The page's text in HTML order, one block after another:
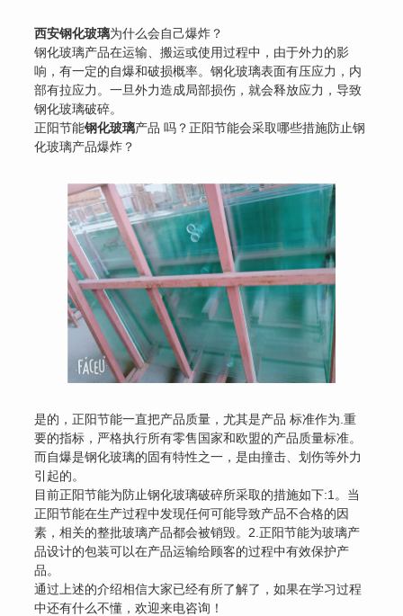
西安钢化玻璃为什么会自己爆炸？
钢化玻璃产品在运输、搬运或使用过程中，由于外力的影
响，有一定的自爆和破损概率。钢化玻璃表面有压应力，内
部有拉应力。一旦外力造成局部损伤，就会释放应力，导致
钢化玻璃破碎。
正阳节能钢化玻璃产品 吗？正阳节能会采取哪些措施防止钢
化玻璃产品爆炸？
是的，正阳节能一直把产品质量，尤其是产品 标准作为.重
要的指标，严格执行所有零售国家和欧盟的产品质量标准。
而自爆是钢化玻璃的固有特性之一，是由撞击、划伤等外力
引起的。
目前正阳节能为防止钢化玻璃破碎所采取的措施如下:1。当
正阳节能在生产过程中发现任何可能导致产品不合格的因
素，相关的整批玻璃产品都会被销毁。2.正阳节能为玻璃产
品设计的包装可以在产品运输给顾客的过程中有效保护产
品。
通过上述的介绍相信大家已经有所了解了，如果在学习过程
中还有什么不懂，欢迎来电咨询！